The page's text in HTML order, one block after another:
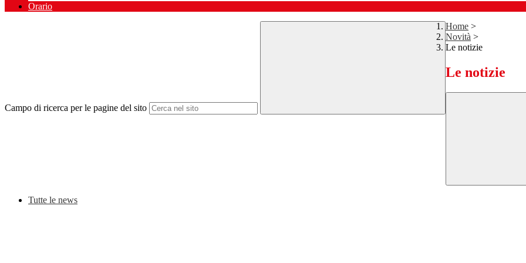
Orario
Campo di ricerca per le pagine del sito
Home >
Novità >
Le notizie
Le notizie
Tutte le news